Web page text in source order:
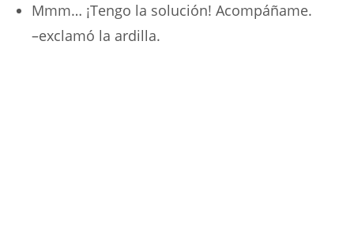
Mmm… ¡Tengo la solución! Acompáñame.
–exclamó la ardilla.